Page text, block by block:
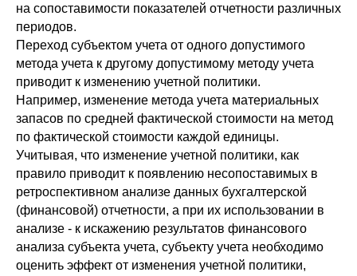
на сопоставимости показателей отчетности различных
периодов.
Переход субъектом учета от одного допустимого
метода учета к другому допустимому методу учета
приводит к изменению учетной политики.
Например, изменение метода учета материальных
запасов по средней фактической стоимости на метод
по фактической стоимости каждой единицы.
Учитывая, что изменение учетной политики, как
правило приводит к появлению несопоставимых в
ретроспективном анализе данных бухгалтерской
(финансовой) отчетности, а при их использовании в
анализе - к искажению результатов финансового
анализа субъекта учета, субъекту учета необходимо
оценить эффект от изменения учетной политики,